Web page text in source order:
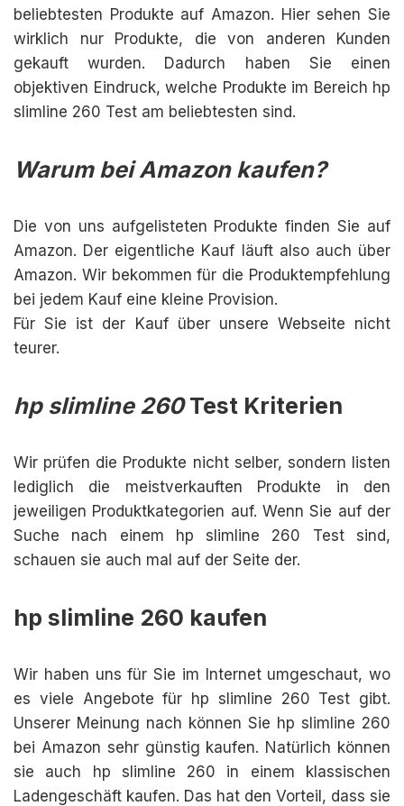
beliebtesten Produkte auf Amazon. Hier sehen Sie
wirklich nur Produkte, die von anderen Kunden
gekauft wurden. Dadurch haben Sie einen
objektiven Eindruck, welche Produkte im Bereich hp
slimline 260 Test am beliebtesten sind.
Warum bei Amazon kaufen?
Die von uns aufgelisteten Produkte finden Sie auf
Amazon. Der eigentliche Kauf läuft also auch über
Amazon. Wir bekommen für die Produktempfehlung
bei jedem Kauf eine kleine Provision.
Für Sie ist der Kauf über unsere Webseite nicht
teurer.
hp slimline 260Test Kriterien
Wir prüfen die Produkte nicht selber, sondern listen
lediglich die meistverkauften Produkte in den
jeweiligen Produktkategorien auf. Wenn Sie auf der
Suche nach einem hp slimline 260 Test sind,
schauen sie auch mal auf der Seite der.
hp slimline 260 kaufen
Wir haben uns für Sie im Internet umgeschaut, wo
es viele Angebote für hp slimline 260 Test gibt.
Unserer Meinung nach können Sie hp slimline 260
bei Amazon sehr günstig kaufen. Natürlich können
sie auch hp slimline 260 in einem klassischen
Ladengeschäft kaufen. Das hat den Vorteil, dass sie